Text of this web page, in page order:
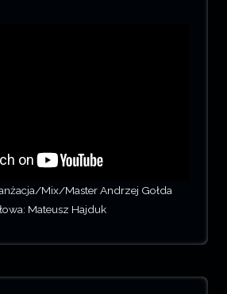
Mix/Master Andrzej Gołda
Mateusz Hajduk